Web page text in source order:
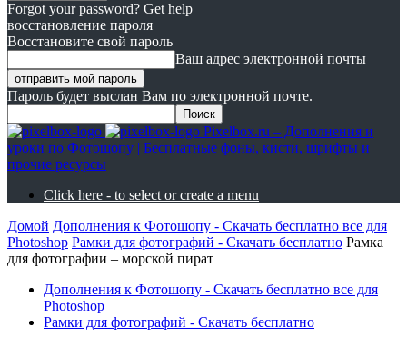
Forgot your password? Get help
восстановление пароля
Восстановите свой пароль
Ваш адрес электронной почты
Пароль будет выслан Вам по электронной почте.
Pixelbox.ru – Дополнения и
уроки по Фотошопу | Бесплатные фоны, кисти, шрифты и
прочие ресурсы
Click here - to select or create a menu
Домой Дополнения к Фотошопу - Скачать бесплатно все для
Photoshop Рамки для фотографий - Скачать бесплатно Рамка
для фотографии – морской пират
Дополнения к Фотошопу - Скачать бесплатно все для
Photoshop
Рамки для фотографий - Скачать бесплатно